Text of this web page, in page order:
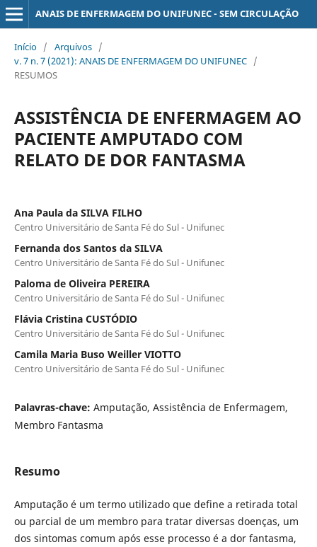
ANAIS DE ENFERMAGEM DO UNIFUNEC - SEM CIRCULAÇÃO
Início / Arquivos /
v. 7 n. 7 (2021): ANAIS DE ENFERMAGEM DO UNIFUNEC /
RESUMOS
ASSISTÊNCIA DE ENFERMAGEM AO
PACIENTE AMPUTADO COM
RELATO DE DOR FANTASMA
Ana Paula da SILVA FILHO
Centro Universitário de Santa Fé do Sul - Unifunec
Fernanda dos Santos da SILVA
Centro Universitário de Santa Fé do Sul - Unifunec
Paloma de Oliveira PEREIRA
Centro Universitário de Santa Fé do Sul - Unifunec
Flávia Cristina CUSTÓDIO
Centro Universitário de Santa Fé do Sul - Unifunec
Camila Maria Buso Weiller VIOTTO
Centro Universitário de Santa Fé do Sul - Unifunec
Palavras-chave: Amputação, Assistência de Enfermagem,
Membro Fantasma
Resumo
Amputação é um termo utilizado que define a retirada total
ou parcial de um membro para tratar diversas doenças, um
dos sintomas comum após esse processo é a dor fantasma,